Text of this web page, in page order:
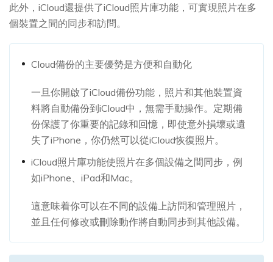
此外，iCloud還提供了iCloud照片庫功能，可實現照片在多
個裝置之間的同步和訪問。
Cloud備份的主要優勢是方便和自動化
一旦你開啟了iCloud備份功能，照片和其他裝置資
料將自動備份到iCloud中，無需手動操作。定期備
份保護了你重要的記錄和回憶，即使意外損壞或遺
失了iPhone，你仍然可以從iCloud恢復照片。
iCloud照片庫功能使照片在多個設備之間同步，例
如iPhone、iPad和Mac。
這意味着你可以在不同的設備上訪問和管理照片，
並且任何修改或刪除動作將自動同步到其他設備。